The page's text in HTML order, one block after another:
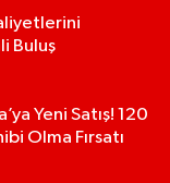
Buluş
Yeni Satış! 120
Olma Fırsatı